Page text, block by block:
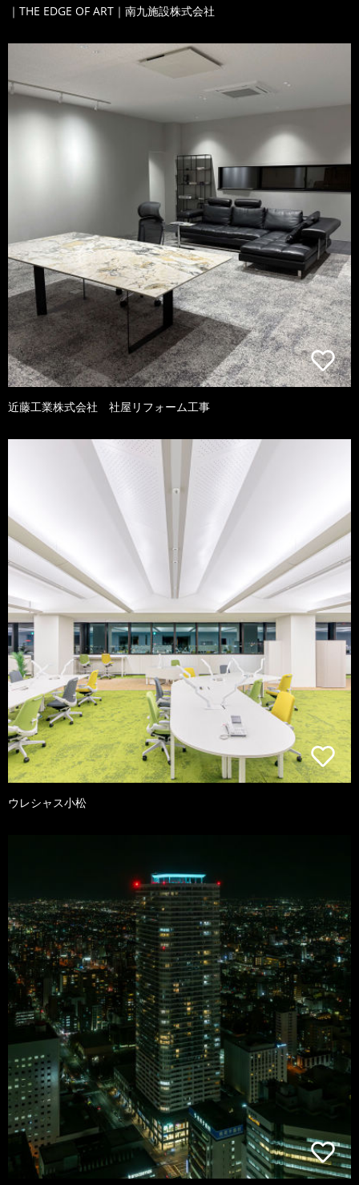
｜THE EDGE OF ART｜南九施設株式会社
近藤工業株式会社 社屋リフォーム工事
ウレシャス小松